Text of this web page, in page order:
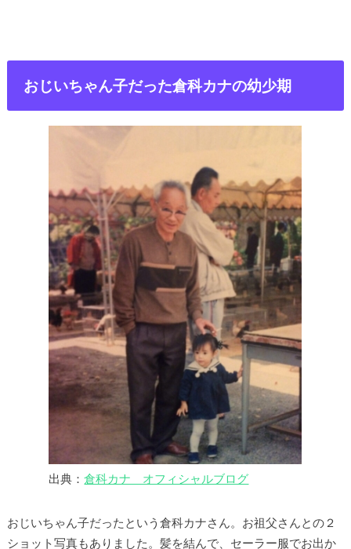
おじいちゃん子だった倉科カナの幼少期
出典：倉科カナ オフィシャルブログ
おじいちゃん子だったという倉科カナさん。お祖父さんとの２
ショット写真もありました。髪を結んで、セーラー服でお出か